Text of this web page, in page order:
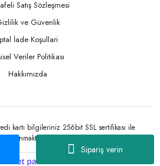
Sipariş verin
Satış Sözleşmesi
ve Güvenlik
İade Koşullari
Veriler Politikası
Hakkımızda
kartı bilgileriniz 256bit SSL sertifikası ile
korunmaktadır.